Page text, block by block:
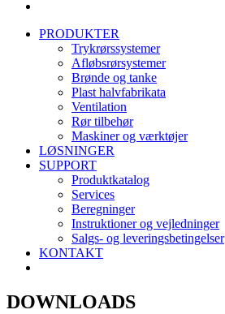
PRODUKTER
Trykrørssystemer
Afløbsrørsystemer
Brønde og tanke
Plast halvfabrikata
Ventilation
Rør tilbehør
Maskiner og værktøjer
LØSNINGER
SUPPORT
Produktkatalog
Services
Beregninger
Instruktioner og vejledninger
Salgs- og leveringsbetingelser
KONTAKT
DOWNLOADS